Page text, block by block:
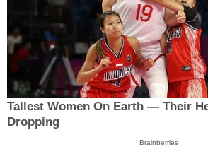
Tallest Women On Earth — Their
Dropping
Brainberries